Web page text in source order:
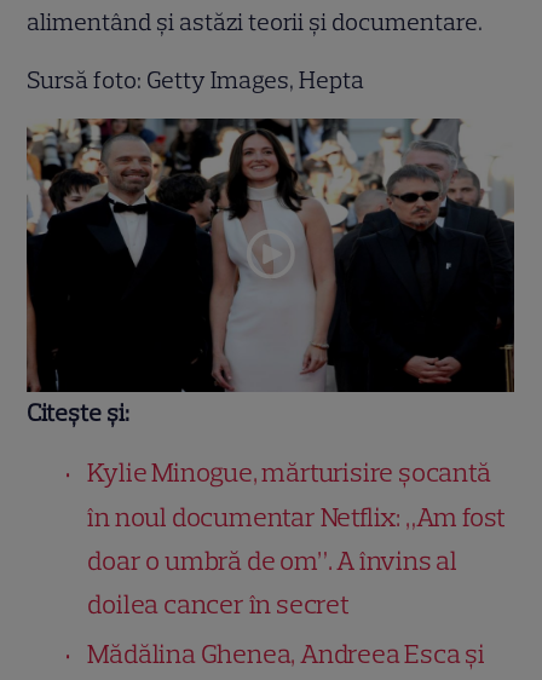
alimentând și astăzi teorii și documentare.
Sursă foto: Getty Images, Hepta
Citește și:
Kylie Minogue, mărturisire șocantă
în noul documentar Netflix: „Am fost
doar o umbră de om”. A învins al
doilea cancer în secret
Mădălina Ghenea, Andreea Esca și